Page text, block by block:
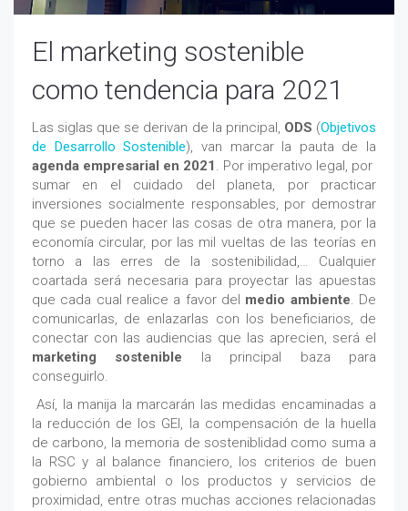
El marketing sostenible
como tendencia para 2021
Las siglas que se derivan de la principal, ODS (Objetivos
de Desarrollo Sostenible), van marcar la pauta de la
agenda empresarial en 2021
. Por imperativo legal, por
sumar en el cuidado del planeta, por practicar
inversiones socialmente responsables, por demostrar
que se pueden hacer las cosas de otra manera, por la
economía circular, por las mil vueltas de las teorías en
torno a las erres de la sostenibilidad,… Cualquier
coartada será necesaria para proyectar las apuestas
que cada cual realice a favor del medio ambiente . De
comunicarlas, de enlazarlas con los beneficiarios, de
conectar con las audiencias que las aprecien, será el
marketing sostenible la principal baza para
conseguirlo.
Así, la manija la marcarán las medidas encaminadas a
la reducción de los GEI, la compensación de la huella
de carbono, la memoria de sosteniblidad como suma a
la RSC y al balance financiero, los criterios de buen
gobierno ambiental o los productos y servicios de
proximidad, entre otras muchas acciones relacionadas